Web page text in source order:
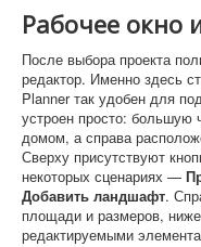
Рабочее окно
После выбора проекта
редактор. Именно здесь
Planner так удобен для
устроен просто: большую
домом, а справа
Сверху присутствуют
некоторых сценариях —
Добавить ландшафт.
площади и размеров,
редактируемыми